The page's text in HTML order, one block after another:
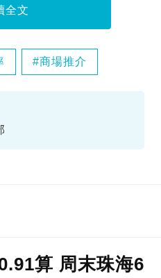
去處。
全文
商場推介
算 周末珠海6